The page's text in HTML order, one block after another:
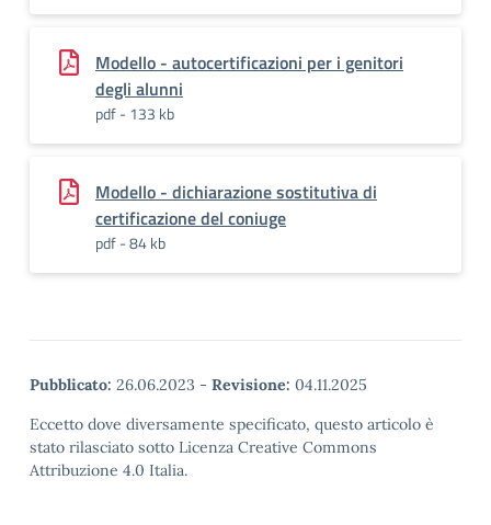
Modello - autocertificazioni per i genitori
degli alunni
pdf - 133 kb
Modello - dichiarazione sostitutiva di
certificazione del coniuge
pdf - 84 kb
Pubblicato: 26.06.2023 - Revisione: 04.11.2025
Eccetto dove diversamente specificato, questo articolo è
stato rilasciato sotto Licenza Creative Commons
Attribuzione 4.0 Italia.